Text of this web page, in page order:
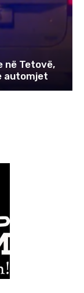
në Tetovë,
automjet